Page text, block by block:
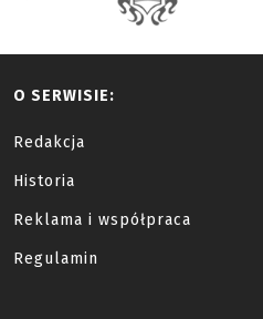
O SERWISIE:
Redakcja
Historia
Reklama i współpraca
Regulamin